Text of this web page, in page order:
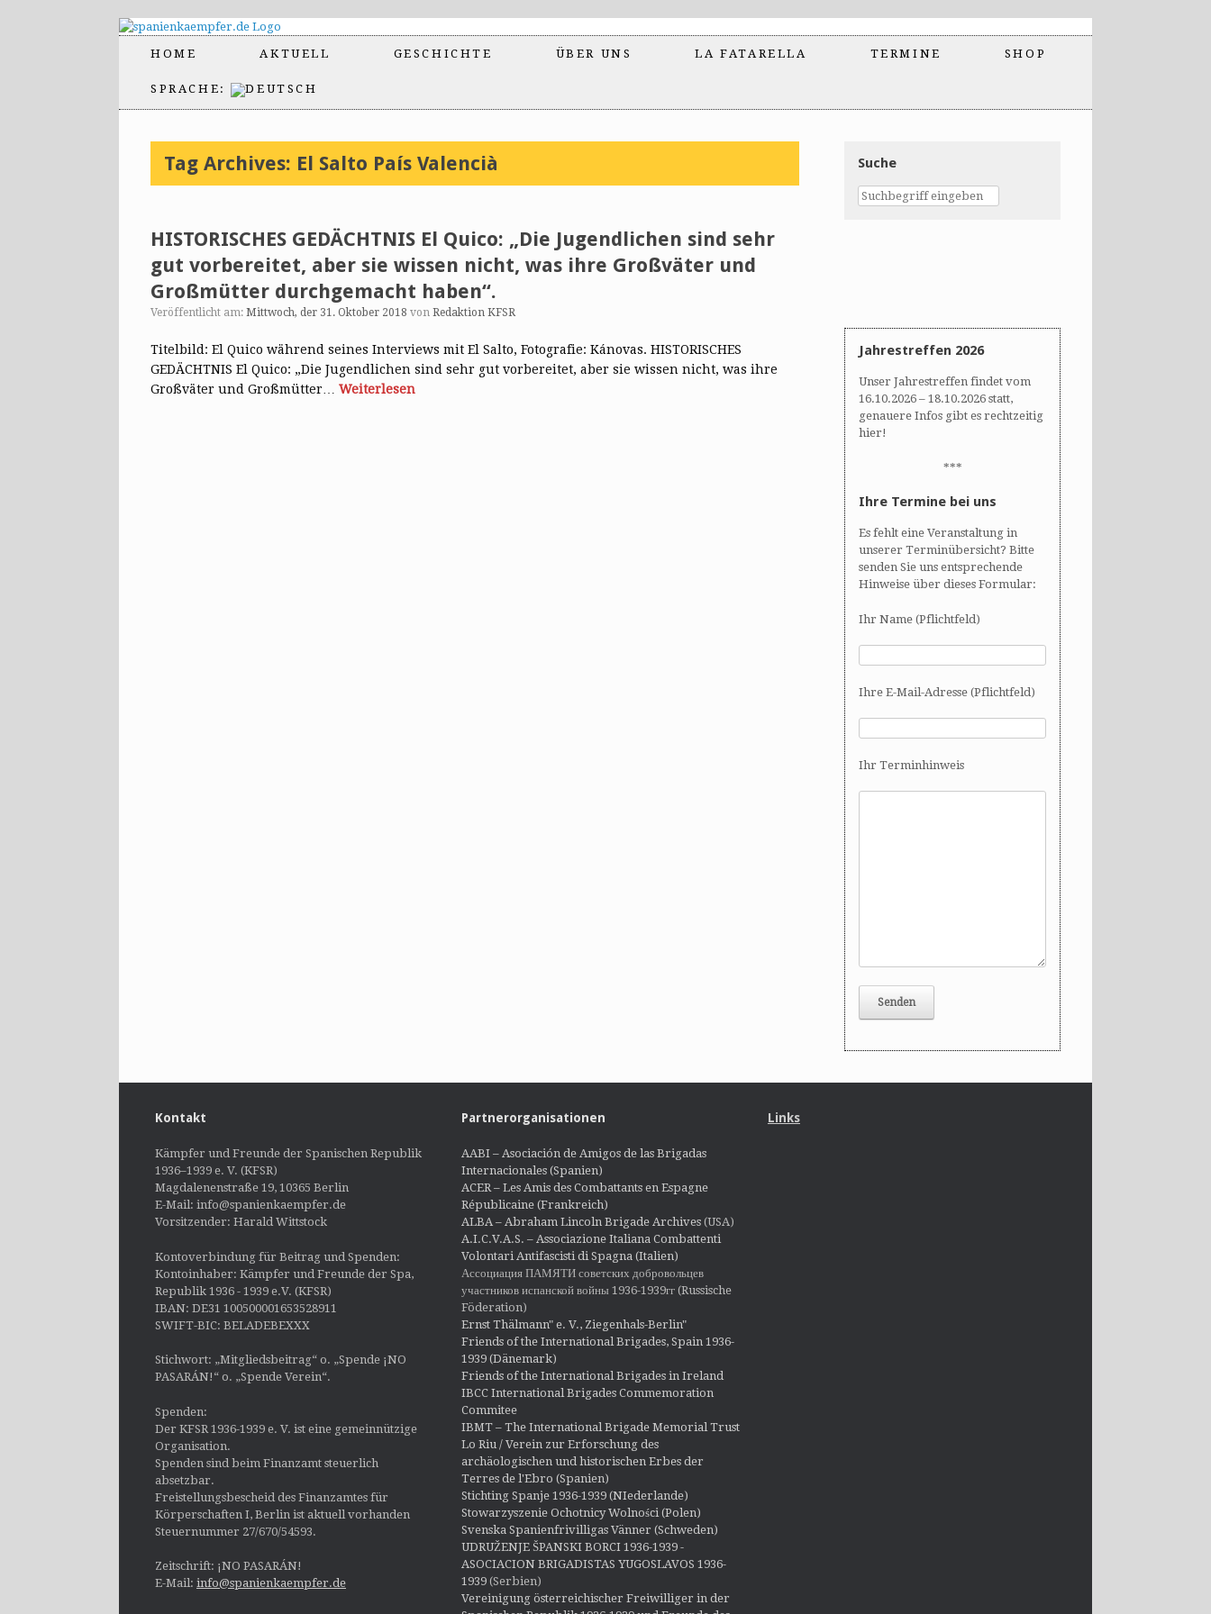
HOME AKTUELL GESCHICHTE ÜBER UNS LA FATARELLA TERMINE SHOP
SPRACHE:
Tag Archives: El Salto País Valencià
HISTORISCHES GEDÄCHTNIS El Quico: „Die Jugendlichen sind sehr
gut vorbereitet, aber sie wissen nicht, was ihre Großväter und
Großmütter durchgemacht haben“.
Veröffentlicht am: Mittwoch, der 31. Oktober 2018 von Redaktion KFSR
Titelbild: El Quico während seines Interviews mit El Salto, Fotografie: Kánovas. HISTORISCHES
GEDÄCHTNIS El Quico: „Die Jugendlichen sind sehr gut vorbereitet, aber sie wissen nicht, was ihre
Großväter und Großmütter… Weiterlesen
Suche
Jahrestreffen 2026
Unser Jahrestreffen findet vom
16.10.2026 – 18.10.2026 statt,
genauere Infos gibt es rechtzeitig
hier!
***
Ihre Termine bei uns
Es fehlt eine Veranstaltung in
unserer Terminübersicht? Bitte
senden Sie uns entsprechende
Hinweise über dieses Formular:
Ihr Name (Pflichtfeld)
Ihre E-Mail-Adresse (Pflichtfeld)
Ihr Terminhinweis
Kontakt
Kämpfer und Freunde der Spanischen Republik
1936–1939 e. V. (KFSR)
Magdalenenstraße 19, 10365 Berlin
E-Mail: info@spanienkaempfer.de
Vorsitzender: Harald Wittstock
Kontoverbindung für Beitrag und Spenden:
Kontoinhaber: Kämpfer und Freunde der Spa,
Republik 1936 - 1939 e.V. (KFSR)
IBAN: DE31 100500001653528911
SWIFT-BIC: BELADEBEXXX
Stichwort: „Mitgliedsbeitrag“ o. „Spende ¡NO
PASARÁN!“ o. „Spende Verein“.
Spenden:
Der KFSR 1936-1939 e. V. ist eine gemeinnützige
Organisation.
Spenden sind beim Finanzamt steuerlich
absetzbar.
Freistellungsbescheid des Finanzamtes für
Körperschaften I, Berlin ist aktuell vorhanden
Steuernummer 27/670/54593.
Zeitschrift: ¡NO PASARÁN!
E-Mail: info@spanienkaempfer.de
Partnerorganisationen
AABI – Asociación de Amigos de las Brigadas
Internacionales (Spanien)
ACER – Les Amis des Combattants en Espagne
Républicaine (Frankreich)
ALBA – Abraham Lincoln Brigade Archives(USA)
A.I.C.V.A.S. – Associazione Italiana Combattenti
Volontari Antifascisti di Spagna (Italien)
Ассоциация ПАМЯТИ советских добровольцев
участников испанской войны 1936-1939гг (Russische
Föderation)
Ernst Thälmann" e. V., Ziegenhals-Berlin"
Friends of the International Brigades, Spain 1936-
1939 (Dänemark)
Friends of the International Brigades in Ireland
IBCC International Brigades Commemoration
Commitee
IBMT – The International Brigade Memorial Trust
Lo Riu / Verein zur Erforschung des
archäologischen und historischen Erbes der
Terres de l'Ebro (Spanien)
Stichting Spanje 1936-1939 (NIederlande)
Stowarzyszenie Ochotnicy Wolności (Polen)
Svenska Spanienfrivilligas Vänner (Schweden)
UDRUŽENJE ŠPANSKI BORCI 1936-1939 -
ASOCIACION BRIGADISTAS YUGOSLAVOS 1936-
1939(Serbien)
Vereinigung österreichischer Freiwilliger in der
Links